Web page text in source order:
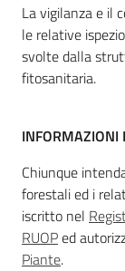
Novità
Servizi
Piani programmi
progetti
La vigilanza e il
le relative
svolte dalla
fitosanitaria.
INFORMAZIONI
Chiunque
forestali ed i
iscritto nel
RUOPed
Piante.